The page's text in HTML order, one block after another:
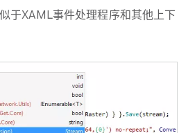
于XAML事件处理程序和其他上下